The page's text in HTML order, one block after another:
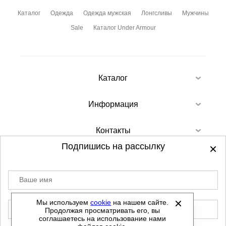
Каталог Одежда Одежда мужская Лонгсливы Мужчины
Sale Каталог Under Armour
Каталог
Информация
Контакты
©2012-2026 - Sellgroup.ru - все права
защищены.
Данный сайт не является интернет магазином и
не является публичной офертой.
Мы используемcookie на нашем сайте.
Продолжая просматривать его, вы
соглашаетесь на использование нами
Подпишись на рассылку
Ваше имя